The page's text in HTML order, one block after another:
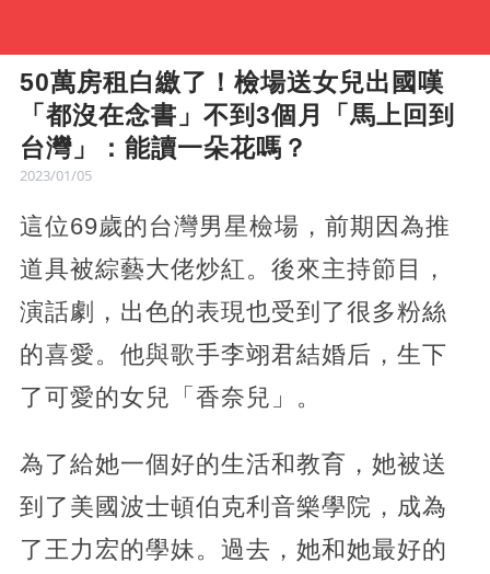
50萬房租白繳了！檢場送女兒出國嘆
「都沒在念書」不到3個月「馬上回到
台灣」：能讀一朵花嗎？
2023/01/05
這位69歲的台灣男星檢場，前期因為推
道具被綜藝大佬炒紅。後來主持節目，
演話劇，出色的表現也受到了很多粉絲
的喜愛。他與歌手李翊君結婚后，生下
了可愛的女兒「香奈兒」。
為了給她一個好的生活和教育，她被送
到了美國波士頓伯克利音樂學院，成為
了王力宏的學妹。過去，她和她最好的